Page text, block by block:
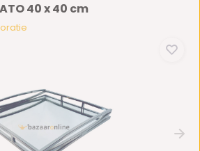
40 x 40 cm